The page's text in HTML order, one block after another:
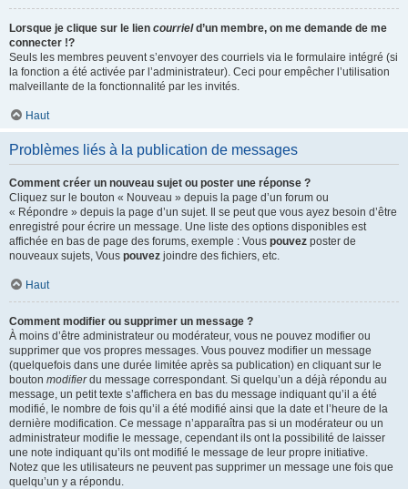
Lorsque je clique sur le lien courrield’un membre, on me demande de me
connecter !?
Seuls les membres peuvent s’envoyer des courriels via le formulaire intégré (si
la fonction a été activée par l’administrateur). Ceci pour empêcher l’utilisation
malveillante de la fonctionnalité par les invités.
Haut
Problèmes liés à la publication de messages
Comment créer un nouveau sujet ou poster une réponse ?
Cliquez sur le bouton « Nouveau » depuis la page d’un forum ou
« Répondre » depuis la page d’un sujet. Il se peut que vous ayez besoin d’être
enregistré pour écrire un message. Une liste des options disponibles est
affichée en bas de page des forums, exemple : Vous pouvez poster de
nouveaux sujets, Vous pouvez joindre des fichiers, etc.
Haut
Comment modifier ou supprimer un message ?
À moins d’être administrateur ou modérateur, vous ne pouvez modifier ou
supprimer que vos propres messages. Vous pouvez modifier un message
(quelquefois dans une durée limitée après sa publication) en cliquant sur le
bouton modifierdu message correspondant. Si quelqu’un a déjà répondu au
message, un petit texte s’affichera en bas du message indiquant qu’il a été
modifié, le nombre de fois qu’il a été modifié ainsi que la date et l’heure de la
dernière modification. Ce message n’apparaîtra pas si un modérateur ou un
administrateur modifie le message, cependant ils ont la possibilité de laisser
une note indiquant qu’ils ont modifié le message de leur propre initiative.
Notez que les utilisateurs ne peuvent pas supprimer un message une fois que
quelqu’un y a répondu.